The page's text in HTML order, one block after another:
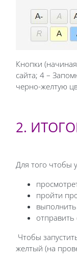
Кнопки
сайта; 4 –
черно-желтую
2.
Для того чтобы
пройти
отправить
Чтобы
желтый (на